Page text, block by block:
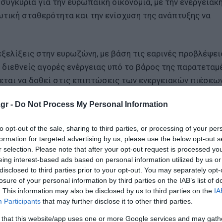
- Do Not Process My Personal Information
opt-out of the sale, sharing to third parties, or processing of your
for targeted advertising by us, please use the below opt-out
selection. Please note that after your opt-out request is processed
interest-based ads based on personal information utilized by us
to third parties prior to your opt-out. You may separately
of your personal information by third parties on the IAB’s list of
This information may also be disclosed by us to third parties on the
Participants that may further disclose it to other third parties.
that this website/app uses one or more Google services and may
για την ευρωπαϊκή οικονομία, με την ενεργειακή
σταθερότητα και την ενίσχυση της ανάπτυξης να
στην ευρωζώνη, με βάση τις εαρινές
αγορές ενέργειας υπό το βάρος της
να δοθεί στις επιπτώσεις των ενεργειακών
την πρόοδο του ψηφιακού ευρώ, στο πλαίσιο των
συστήματος και την ενίσχυση της
και οι διοικητές των Κεντρικών Τραπεζών θα
για την ενίσχυση της ανταγωνιστικότητας της
Stability Mechanism (ESM), και του καθηγητή